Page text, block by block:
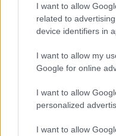
I want to allow
related to
device identifiers in
I want to allow my
Google for online
I want to allow
personalized
I want to allow
"Mindent
hívjunk
A világ